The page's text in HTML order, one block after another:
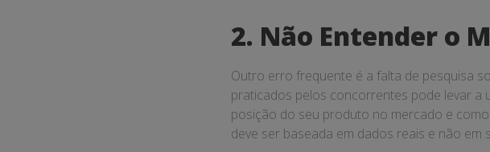
2. Não Entender o
Outro erro frequente é a falta de pesquisa
praticados pelos concorrentes pode levar a
posição do seu produto no mercado e
deve ser baseada em dados reais e não em